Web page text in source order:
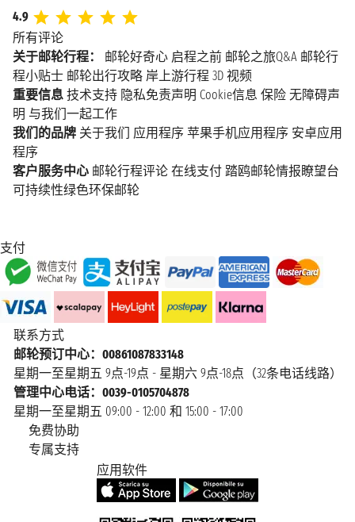
4.9
所有评论
关于邮轮行程：
邮轮好奇心 启程之前 邮轮之旅Q&A 邮轮行
程小贴士 邮轮出行攻略 岸上游行程 3D 视频
重要信息 技术支持 隐私免责声明 Cookie信息 保险 无障碍声
明 与我们一起工作
我们的品牌 关于我们 应用程序 苹果手机应用程序 安卓应用
程序
客户服务中心 邮轮行程评论 在线支付 踏鸥邮轮情报瞭望台
可持续性绿色环保邮轮
支付
联系方式
邮轮预订中心：00861087833148
星期一至星期五 9点-19点 - 星期六 9点-18点（32条电话线路）
管理中心电话：0039-0105704878
星期一至星期五 09:00 - 12:00 和 15:00 - 17:00
免费协助
专属支持
应用软件